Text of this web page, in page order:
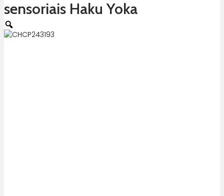
sensoriais Haku Yoka